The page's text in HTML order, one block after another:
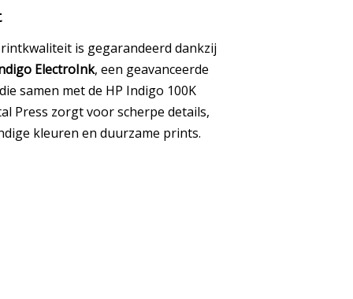
is gegarandeerd dankzij
ElectroInk, een geavanceerde
samen met de HP Indigo 100K
Press zorgt voor scherpe details,
kleuren en duurzame prints.